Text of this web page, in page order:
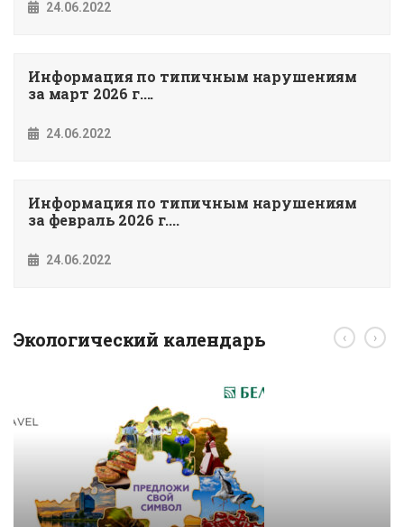
24.06.2022
Информация по типичным нарушениям
за март 2026 г....
24.06.2022
Информация по типичным нарушениям
за февраль 2026 г....
24.06.2022
Экологический календарь ‹ ›